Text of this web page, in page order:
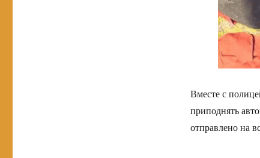
Вместе с
приподнять
отправлено на